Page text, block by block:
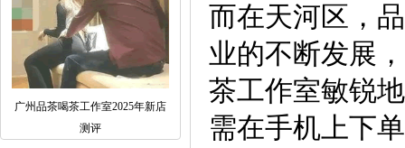
广州品茶喝茶工作室2025年新店
测评
而在天河区，
业的不断发展
茶工作室敏锐
需在手机上下